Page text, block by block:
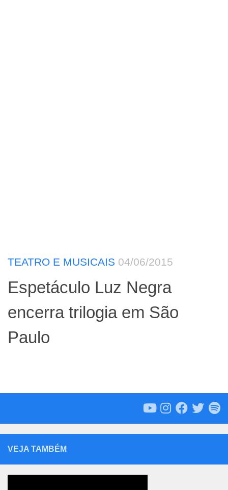
TEATRO E MUSICAIS 04/06/2015
Espetáculo Luz Negra
encerra trilogia em São
Paulo
VEJA TAMBÉM